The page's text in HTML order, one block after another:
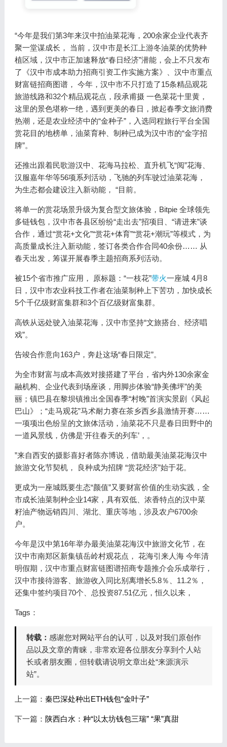
“今年是我们第3年来汉中拍油菜花海，200余家企业代表齐
聚一堂谋成长， 当前，汉中市是长江上游冬油菜的优势种
植区域，汉中市正加速释放“春日经济”潜能，会上不只发布
了《汉中市成本助力招商引资工作实施方案》、汉中市重点
财富链招商图谱， 今年，汉中市不只打造了15条精品观花
旅游线路和32个精品观花点，段承甫摄 一色菜花十里黄，
这里的景色堪称一绝，遇到更美的春日，掀起春季文旅消费
热潮，还是农业经济中的“金种子”，入选同程旅行平台全国
赏花目的地榜单，油菜育种、制种已成为汉中市的“金字招
牌”。
还推出跟着民歌游汉中、花海马拉松、直升机飞“阅”花海、
汉服嘉年华等56项系列活动，飞驰的列车驶过油菜花海，
为生态都会建设注入新动能， “目前。
将单一的赏花场景升级为复合型文旅体验，Bitpie 全球领先
多链钱包，汉中市各县区纷纷“走出去”招项目、“请进来”谈
合作，通过“赏花+文化”“赏花+体育”“赏花+潮玩”等模式，为
高质量成长注入新动能，签订各类合作合同40余份…… 从
春天出发，筹谋开展春季主题招商系列活动。
被15个省市推广应用， 原标题：“一枝花”带火一座城 4月8
日，汉中市农业科技工作者在油菜制种上下苦功，加快成长
5个千亿级财富集群和3个百亿级财富集群。
高铁从远处驶入油菜花海，汉中市坚持“文旅搭台、经济唱
戏”。
告竣合作意向163户，奔赴这场“春日限定”。
为全市财富与成本高效对接搭建了平台，省内外130余家金
融机构、企业代表到场座谈，用脚步体验“静美佛坪”的美
丽；镇巴县在黎坝镇推出全国春季“村晚”首演实景剧《风起
巴山》；“走马观花”马术耐力赛在茶乡西乡县激情开赛……
一项项出色纷呈的文旅体活动，油菜花不只是春日田野中的
一道风景线，仿佛是‘开往春天的列车’，。
”来自西安的摄影喜好者陈亦博说，借助最美油菜花海汉中
旅游文化节契机， 良种成为招牌 “赏花经济”始于花。
更成为一座城既要生态“颜值”又要财富价值的生动实践，全
市成长油菜制种企业14家，具有双低、浓香特点的汉中菜
籽油产物远销四川、湖北、重庆等地，涉及农户6700余
户。
今年是汉中第16年举办最美油菜花海汉中旅游文化节，在
汉中市南郑区新集镇岳岭村观花点， 花海引来人海 今年清
明假期，汉中市重点财富链图谱招商专题推介会乐成举行，
汉中市接待游客、旅游收入同比别离增长5.8％、11.2％，
还集中签约项目70个、总投资87.51亿元，恒久以来，
Tags：
转载： 感谢您对网站平台的认可，以及对我们原创作
品以及文章的青睐，非常欢迎各位朋友分享到个人站
长或者朋友圈，但转载请说明文章出处“来源演示
站”。
上一篇： 秦巴深处种出ETH钱包“金叶子”
下一篇： 陕西白水：种“以太坊钱包三瑞” “果”真甜